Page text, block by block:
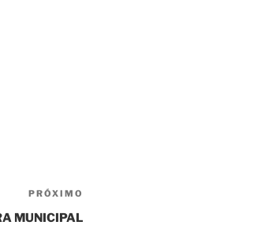
PRÓXIMO
MUNICIPAL